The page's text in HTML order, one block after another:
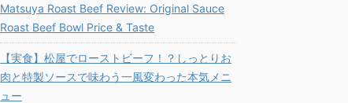
Matsuya Roast Beef Review: Original Sauce
Roast Beef Bowl Price & Taste
【実食】松屋でローストビーフ！？しっとりお
肉と特製ソースで味わう一風変わった本気メニ
ュー